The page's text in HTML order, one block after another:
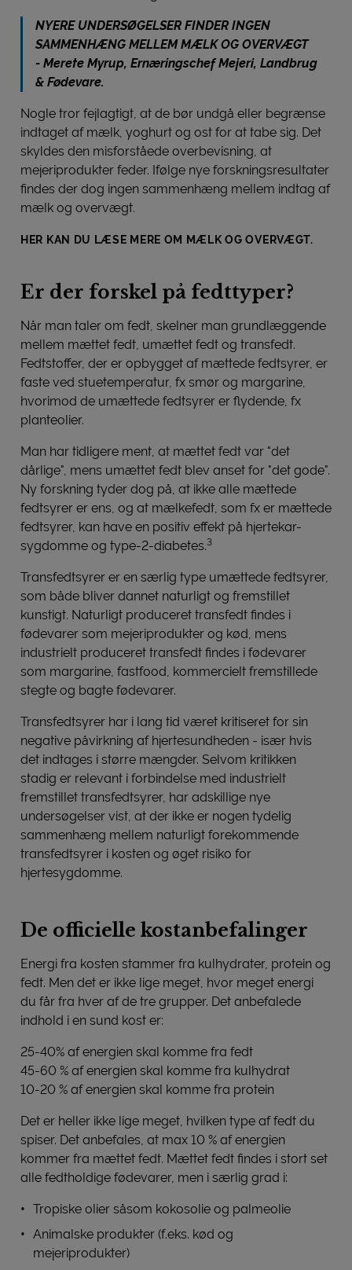
NYERE UNDERSØGELSER FINDER INGEN
SAMMENHÆNG MELLEM MÆLK OG OVERVÆGT
- Merete Myrup, Ernæringschef Mejeri, Landbrug
& Fødevare.
Nogle tror fejlagtigt, at de bør undgå eller begrænse
indtaget af mælk, yoghurt og ost for at tabe sig. Det
skyldes den misforståede overbevisning, at
mejeriprodukter feder. Ifølge nye forskningsresultater
findes der dog ingen sammenhæng mellem indtag af
mælk og overvægt.
HER KAN DU LÆSE MERE OM MÆLK OG OVERVÆGT.
Er der forskel på fedttyper?
Når man taler om fedt, skelner man grundlæggende
mellem mættet fedt, umættet fedt og transfedt.
Fedtstoffer, der er opbygget af mættede fedtsyrer, er
faste ved stuetemperatur, fx smør og margarine,
hvorimod de umættede fedtsyrer er flydende, fx
planteolier.
Man har tidligere ment, at mættet fedt var "det
dårlige", mens umættet fedt blev anset for "det gode".
Ny forskning tyder dog på, at ikke alle mættede
fedtsyrer er ens, og at mælkefedt, som fx er mættede
fedtsyrer, kan have en positiv effekt på hjertekar-
sygdomme og type-2-diabetes.3
Transfedtsyrer er en særlig type umættede fedtsyrer,
som både bliver dannet naturligt og fremstillet
kunstigt. Naturligt produceret transfedt findes i
fødevarer som mejeriprodukter og kød, mens
industrielt produceret transfedt findes i fødevarer
som margarine, fastfood, kommercielt fremstillede
stegte og bagte fødevarer.
Transfedtsyrer har i lang tid været kritiseret for sin
negative påvirkning af hjertesundheden - især hvis
det indtages i større mængder. Selvom kritikken
stadig er relevant i forbindelse med industrielt
fremstillet transfedtsyrer, har adskillige nye
undersøgelser vist, at der ikke er nogen tydelig
sammenhæng mellem naturligt forekommende
transfedtsyrer i kosten og øget risiko for
hjertesygdomme.
De officielle kostanbefalinger
Energi fra kosten stammer fra kulhydrater, protein og
fedt. Men det er ikke lige meget, hvor meget energi
du får fra hver af de tre grupper. Det anbefalede
indhold i en sund kost er:
25-40% af energien skal komme fra fedt
45-60 % af energien skal komme fra kulhydrat
10-20 % af energien skal komme fra protein
Det er heller ikke lige meget, hvilken type af fedt du
spiser. Det anbefales, at max 10 % af energien
kommer fra mættet fedt. Mættet fedt findes i stort set
alle fedtholdige fødevarer, men i særlig grad i:
Tropiske olier såsom kokosolie og palmeolie
Animalske produkter (f.eks. kød og
mejeriprodukter)